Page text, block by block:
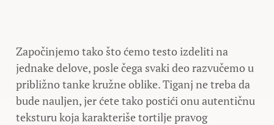
Započinjemo tako što ćemo testo izdeliti na
jednake delove, posle čega svaki deo razvučemo u
približno tanke kružne oblike. Tiganj ne treba da
bude nauljen, jer ćete tako postići onu autentičnu
teksturu koja karakteriše tortilje pravog